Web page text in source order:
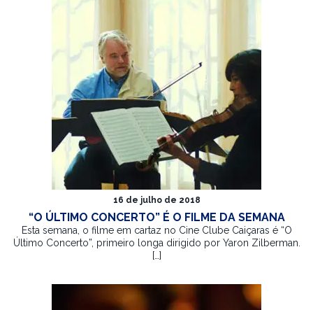
16 de julho de 2018
“O ÚLTIMO CONCERTO” É O FILME DA SEMANA
Esta semana, o filme em cartaz no Cine Clube Caiçaras é “O
Último Concerto”, primeiro longa dirigido por Yaron Zilberman.
[…]